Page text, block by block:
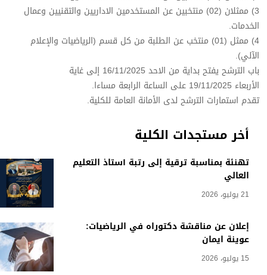
أخر مستجدات الكلية
تهنئة بمناسبة ترقية إلى رتبة أستاذ التعليم
العالي
21 يوليو، 2026
إعلان عن مناقشة دكتوراه في الرياضيات:
عوينة ايمان
15 يوليو، 2026
3) ممثلان (02) منتخبين عن المستخدمين الاداريين والتقنيين وعمال
الخدمات.
4) ممثل (01) منتخب عن الطلبة من كل قسم (الرياضيات والإعلام
الآلي).
باب الترشح يفتح بداية من الاحد 16/11/2025 إلى غاية
الأربعاء 19/11/2025 على الساعة الرابعة مساءا.
تقدم استمارات الترشح لدى الأمانة العامة للكلية.